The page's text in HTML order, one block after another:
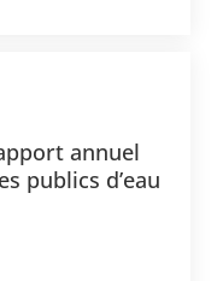
annuel
publics d’eau